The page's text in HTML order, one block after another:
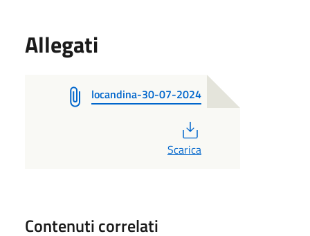
Allegati
locandina-30-07-2024
Scarica
Contenuti correlati